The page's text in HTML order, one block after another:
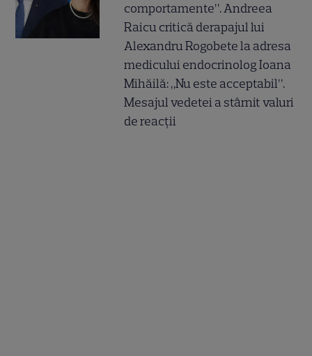
comportamente”. Andreea
Raicu critică derapajul lui
Alexandru Rogobete la adresa
medicului endocrinolog Ioana
Mihăilă: „Nu este acceptabil”.
Mesajul vedetei a stârnit valuri
de reacții